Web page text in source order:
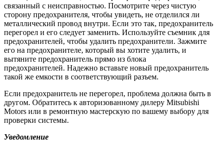
связанный с неисправностью. Посмотрите через чистую
сторону предохранителя, чтобы увидеть, не отделился ли
металлический провод внутри. Если это так, предохранитель
перегорел и его следует заменить. Используйте съемник для
предохранителей, чтобы удалить предохранители. Зажмите
его на предохранителе, который вы хотите удалить, и
вытяните предохранитель прямо из блока
предохранителей. Надежно вставьте новый предохранитель
такой же емкости в соответствующий разъем.
Если предохранитель не перегорел, проблема должна быть в
другом. Обратитесь к авторизованному дилеру Mitsubishi
Motors или в ремонтную мастерскую по вашему выбору для
проверки системы.
Уведомление